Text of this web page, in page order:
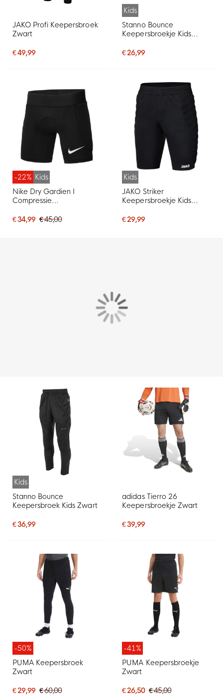
JAKO Profi Keepersbroek
Zwart
€ 49,99
Kids
Stanno Bounce
Keepersbroekje Kids
€ 26,99
-22% Kids
Nike Dry Gardien I
Compressie
Zwart
€ 34,99 € 45,00
Kids
JAKO Striker
Keepersbroekje Kids
€ 29,99
Kids
Stanno Bounce
Keepersbroek Kids Zwart
€ 36,99
adidas Tierro 26
Keepersbroekje Zwart
€ 39,99
-50%
PUMA Keepersbroek
Zwart
€ 29,99 € 60,00
-41%
PUMA Keepersbroekje
Zwart
€ 26,50 € 45,00